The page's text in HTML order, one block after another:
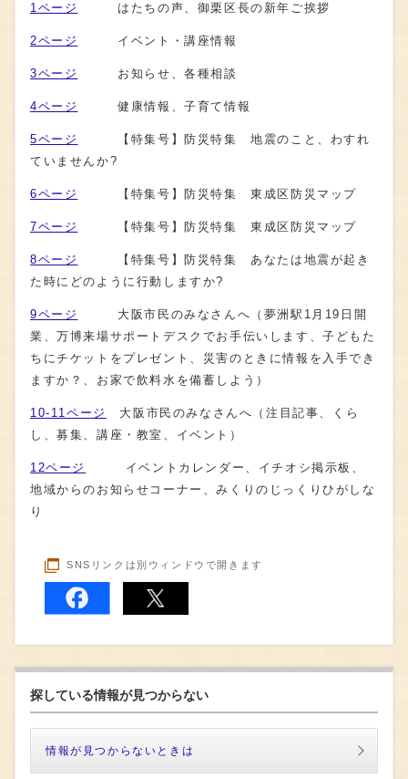
1ページ はたちの声、御栗区長の新年ご挨拶
2ページ イベント・講座情報
3ページ お知らせ、各種相談
4ページ 健康情報、子育て情報
5ページ
【特集号】防災特集 地震のこと、わすれ
ていませんか?
6ページ 【特集号】防災特集 東成区防災マップ
7ページ 【特集号】防災特集 東成区防災マップ
8ページ
【特集号】防災特集 あなたは地震が起き
た時にどのように行動しますか?
9ページ
大阪市民のみなさんへ（夢洲駅1月19日開
業、万博来場サポートデスクでお手伝いします、子どもた
ちにチケットをプレゼント、災害のときに情報を入手でき
ますか？、お家で飲料水を備蓄しよう）
10-11ページ
大阪市民のみなさんへ（注目記事、くら
し、募集、講座・教室、イベント）
12ページ
イベントカレンダー、イチオシ掲示板、
地域からのお知らせコーナー、みくりのじっくりひがしな
り
SNSリンクは別ウィンドウで開きます
探している情報が見つからない
情報が見つからないときは